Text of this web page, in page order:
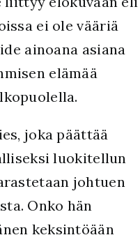
ei ole vääriä
ainoana asiana
elämää
joka päättää
luokitellun
johtuen
Onko hän
keksintöään